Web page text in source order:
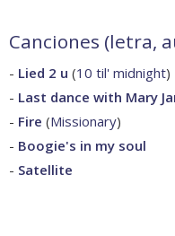
Canciones (letra,
- Lied 2 u (10 til' midnight)
- Last dance with Mary
- Fire (Missionary)
- Boogie's in my soul
- Satellite